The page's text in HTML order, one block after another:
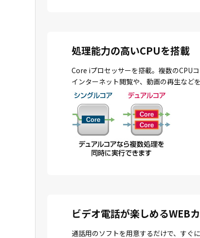
処理能力の高いCPUを搭載
Core iプロセッサーを搭載。複数のCPU
インターネット閲覧や、動画の再生など
ビデオ電話が楽しめるWEB
通話用のソフトを用意するだけで、すぐ